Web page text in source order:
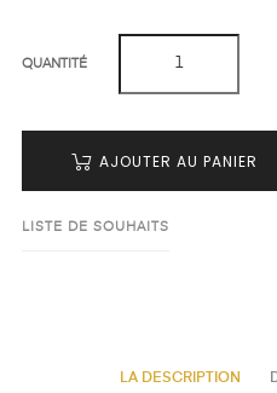
QUANTITÉ
AJOUTER AU PANIER
LISTE DE SOUHAITS
LA DESCRIPTION